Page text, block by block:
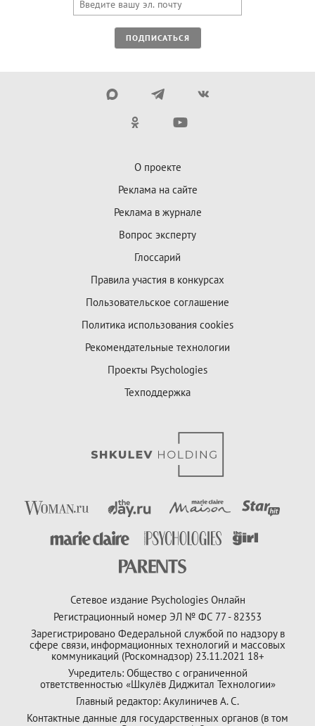
ПОДПИСАТЬСЯ
О проекте
Реклама на сайте
Реклама в журнале
Вопрос эксперту
Глоссарий
Правила участия в конкурсах
Пользовательское соглашение
Политика использования cookies
Рекомендательные технологии
Проекты Psychologies
Техподдержка
Сетевое издание Psychologies Онлайн
Регистрационный номер ЭЛ № ФС 77 - 82353
Зарегистрировано Федеральной службой по надзору в
сфере связи, информационных технологий и массовых
коммуникаций (Роскомнадзор) 23.11.2021 18+
Учредитель: Общество с ограниченной
ответственностью «Шкулёв Диджитал Технологии»
Главный редактор: Акулиничев А. С.
Контактные данные для государственных органов (в том